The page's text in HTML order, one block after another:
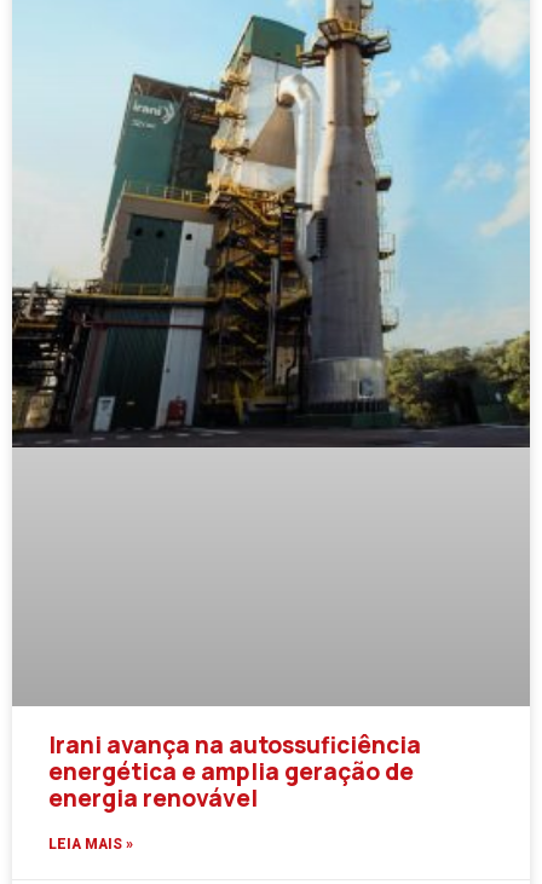
Irani avança na autossuficiência
energética e amplia geração de
energia renovável
LEIA MAIS »